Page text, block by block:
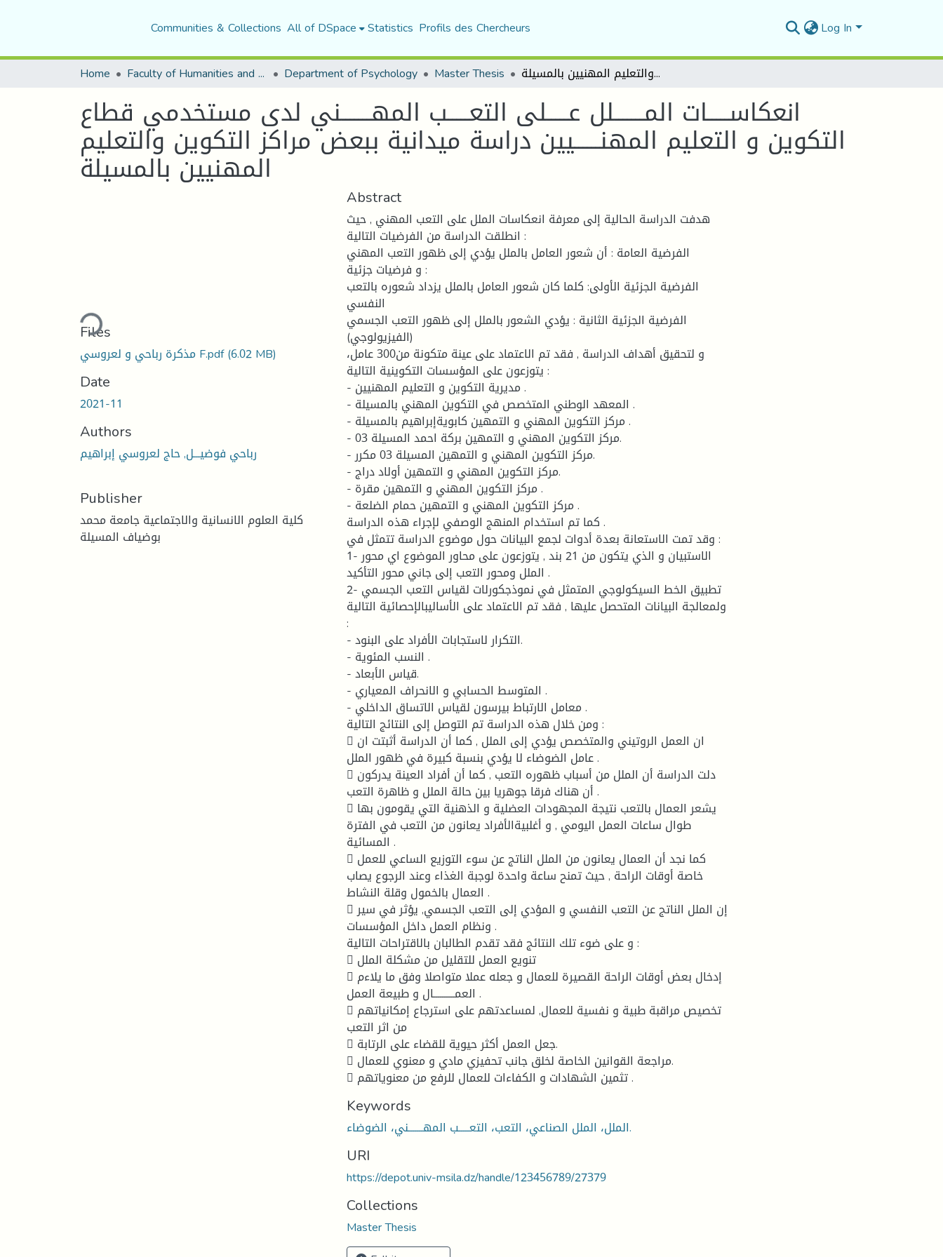
Communities & Collections All of DSpace Statistics Profils des Chercheurs Log In
Home Faculty of Humanities and Social Sciences Department of Psychology Master Thesis انعكاســـــات المـــــــلل عـــــلى التعـــــب المهـــــــني لدى مستخدمي قطاع التكوين و التعليم المهنــــــيين دراسة ميدانية ببعض مراكز التكوين والتعليم المهنيين بالمسيلة
انعكاســـــات المـــــــلل عـــــلى التعـــــب المهـــــــني لدى مستخدمي قطاع
التكوين و التعليم المهنــــــيين دراسة ميدانية ببعض مراكز التكوين والتعليم
المهنيين بالمسيلة
Loading...
Files
مذكرة رباحي و لعروسي F.pdf(6.02 MB)
Date
2021-11
Authors
رباحي فوضيـــل, حاج لعروسي إبراهيم
Publisher
كلية العلوم الانسانية والاجتماعية جامعة محمد
بوضياف المسيلة
Abstract
هدفت الدراسة الحالية إلى معرفة انعكاسات الملل على التعب المهني , حيث
انطلقت الدراسة من الفرضيات التالية :
الفرضية العامة : أن شعور العامل بالملل يؤدي إلى ظهور التعب المهني
و فرضيات جزئية :
الفرضية الجزئية الأولى: كلما كان شعور العامل بالملل يزداد شعوره بالتعب
النفسي
الفرضية الجزئية الثانية : يؤدي الشعور بالملل إلى ظهور التعب الجسمي
(الفيزيولوجي)
و لتحقيق أهداف الدراسة , فقد تم الاعتماد على عينة متكونة من300 عامل،
يتوزعون على المؤسسات التكوينية التالية :
- مديرية التكوين و التعليم المهنيين .
- المعهد الوطني المتخصص في التكوين المهني بالمسيلة .
- مركز التكوين المهني و التمهين كابويةإبراهيم بالمسيلة .
- مركز التكوين المهني و التمهين بركة احمد المسيلة 03.
- مركز التكوين المهني و التمهين المسيلة 03 مكرر.
- مركز التكوين المهني و التمهين أولاد دراج.
- مركز التكوين المهني و التمهين مقرة .
- مركز التكوين المهني و التمهين حمام الضلعة .
كما تم استخدام المنهج الوصفي لإجراء هذه الدراسة .
وقد تمت الاستعانة بعدة أدوات لجمع البيانات حول موضوع الدراسة تتمثل في :
1- الاستبيان و الذي يتكون من 21 بند , يتوزعون على محاور الموضوع اي محور
الملل ومحور التعب إلى جاني محور التأكيد .
2- تطبيق الخط السيكولوجي المتمثل في نموذجكورلات لقياس التعب الجسمي
ولمعالجة البيانات المتحصل عليها , فقد تم الاعتماد على الأساليبالإحصائية التالية
:
- التكرار لاستجابات الأفراد على البنود.
- النسب المئوية .
- قياس الأبعاد.
- المتوسط الحسابي و الانحراف المعياري .
- معامل الارتباط بيرسون لقياس الاتساق الداخلي .
ومن خلال هذه الدراسة تم التوصل إلى النتائج التالية :
 ان العمل الروتيني والمتخصص يؤدي إلى الملل , كما أن الدراسة أثبتت ان
عامل الضوضاء لا يؤدي بنسبة كبيرة في ظهور الملل .
 دلت الدراسة أن الملل من أسباب ظهوره التعب , كما أن أفراد العينة يدركون
أن هناك فرقا جوهريا بين حالة الملل و ظاهرة التعب .
 يشعر العمال بالتعب نتيجة المجهودات العضلية و الذهنية التي يقومون بها
طوال ساعات العمل اليومي , و أغلبيةالأفراد يعانون من التعب في الفترة
المسائية .
 كما نجد أن العمال يعانون من الملل الناتج عن سوء التوزيع الساعي للعمل
خاصة أوقات الراحة , حيث تمنح ساعة واحدة لوجبة الغذاء وعند الرجوع يصاب
العمال بالخمول وقلة النشاط .
 إن الملل الناتج عن التعب النفسي و المؤدي إلى التعب الجسمي, يؤثر في سير
ونظام العمل داخل المؤسسات .
و على ضوء تلك النتائج فقد تقدم الطالبان بالاقتراحات التالية :
 تنويع العمل للتقليل من مشكلة الملل
 إدخال بعض أوقات الراحة القصيرة للعمال و جعله عملا متواصلا وفق ما يلاءم
العمــــــــــال و طبيعة العمل .
 تخصيص مراقبة طبية و نفسية للعمال, لمساعدتهم على استرجاع إمكانياتهم
من اثر التعب
 جعل العمل أكثر حيوية للقضاء على الرتابة.
 مراجعة القوانين الخاصة لخلق جانب تحفيزي مادي و معنوي للعمال.
 تثمين الشهادات و الكفاءات للعمال للرفع من معنوياتهم .
Keywords
الملل، الملل الصناعي، التعب، التعـــــب المهـــــــني، الضوضاء.
URI
https://depot.univ-msila.dz/handle/123456789/27379
Collections
Master Thesis